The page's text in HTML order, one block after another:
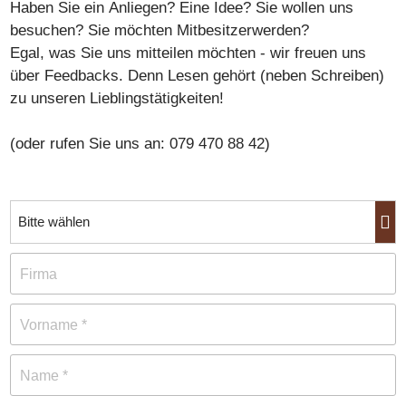
Haben Sie einAnliegen? Eine Idee? Sie wollen uns
besuchen? Sie möchten Mitbesitzerwerden?
Egal, was Sie uns mitteilen möchten -wir freuen uns
über Feedbacks. Denn Lesen gehört (neben Schreiben)
zu unseren Lieblingstätigkeiten!
(oder rufen Sie uns an: 079 470 88 42)
Bitte wählen